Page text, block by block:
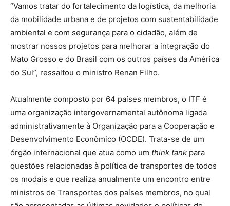
“Vamos tratar do fortalecimento da logística, da melhoria
da mobilidade urbana e de projetos com sustentabilidade
ambiental e com segurança para o cidadão, além de
mostrar nossos projetos para melhorar a integração do
Mato Grosso e do Brasil com os outros países da América
do Sul”, ressaltou o ministro Renan Filho.
Atualmente composto por 64 países membros, o ITF é
uma organização intergovernamental autônoma ligada
administrativamente à Organização para a Cooperação e
Desenvolvimento Econômico (OCDE). Trata-se de um
órgão internacional que atua como um think tank para
questões relacionadas à política de transportes de todos
os modais e que realiza anualmente um encontro entre
ministros de Transportes dos países membros, no qual